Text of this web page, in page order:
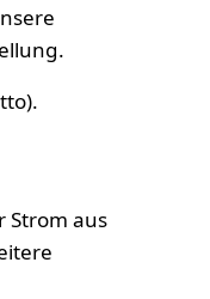
Strom aus